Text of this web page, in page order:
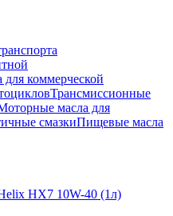
коммерческой
Трансмиссионные
масла для
смазкиПищевые масла
HX7 10W-40 (1л)